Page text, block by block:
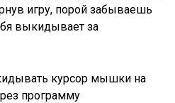
игру, порой забываешь
выкидывает за
курсор мышки на
программу